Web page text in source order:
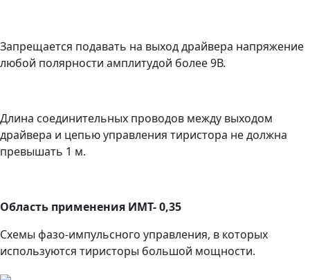
Запрещается подавать на выход драйвера напряжение
любой полярности амплитудой более 9В.
Длина соединительных проводов между выходом
драйвера и цепью управления тиристора не должна
превышать 1 м.
Область применения ИМТ- 0,35
Схемы фазо-импульсного управления, в которых
используются тиристоры большой мощности.